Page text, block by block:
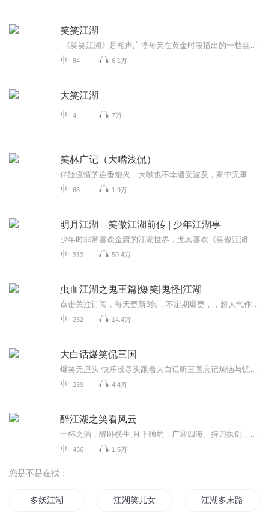
笑笑江湖
84 6.1万
大笑江湖
4 7万
笑林广记（大嘴浅侃）
68 1.9万
明月江湖—笑傲江湖前传 | 少年江湖事
313 50.4万
虫血江湖之鬼王篇|爆笑|鬼怪|江湖
232 14.4万
大白话爆笑侃三国
239 4.4万
醉江湖之笑看风云
436 1.5万
您是不是在找：
多妖江湖 江湖笑儿女传 江湖多末路